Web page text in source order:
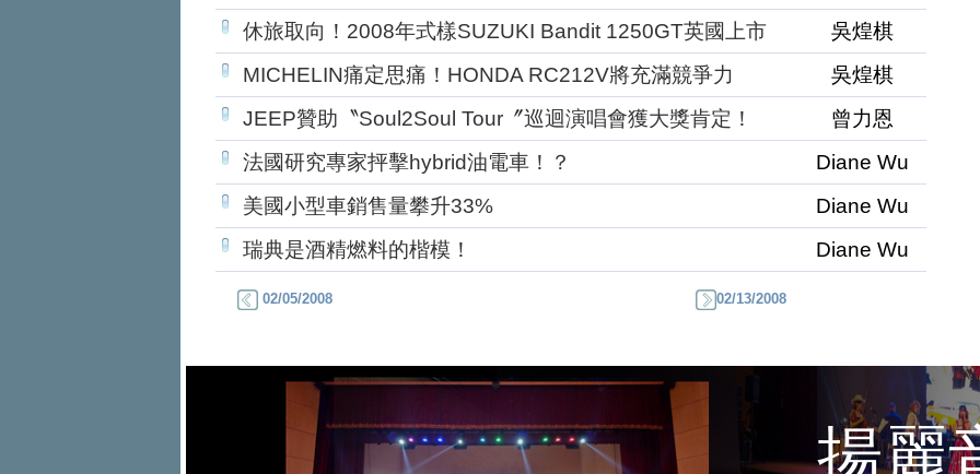
休旅取向！2008年式樣SUZUKI Bandit 1250GT英國上市
吳煌棋
MICHELIN痛定思痛！HONDA RC212V將充滿競爭力
吳煌棋
JEEP贊助〝Soul2Soul Tour〞巡迴演唱會獲大獎肯定！
曾力恩
法國研究專家抨擊hybrid油電車！？
Diane Wu
美國小型車銷售量攀升33%
Diane Wu
瑞典是酒精燃料的楷模！
Diane Wu
02/05/2008 02/13/2008